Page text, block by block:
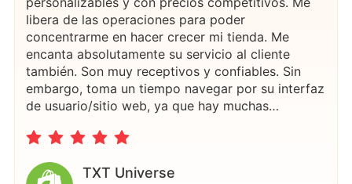
libera de las operaciones para poder
concentrarme en hacer crecer mi tienda. Me
encanta absolutamente su servicio al cliente
también. Son muy receptivos y confiables. Sin
embargo, toma un tiempo navegar por su interfaz
de usuario/sitio web, ya que hay muchas
recomiendo encarecidamente a cualquiera que
pruebe esta aplicación.
TXT Universe